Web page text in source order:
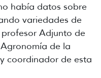
había datos sobre
variedades de
Adjunto de
de la
coordinador de esta